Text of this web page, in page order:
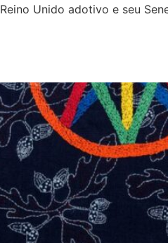
Unido adotivo e seu